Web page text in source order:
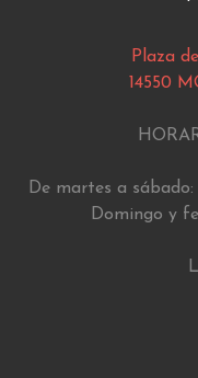
Plaza
14550
De martes a sábado:
Domingo y